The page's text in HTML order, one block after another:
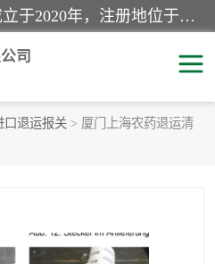
上海青禾贸易有限公司成立于2020年，注册地位于上海市宝山区。经营范围包括：机械设备、五金制品、劳防用品、电子产品、塑胶制品、家具、模具、纺织品、仪器仪表、建筑材料、装饰材料、化工产品、金属制品、机车配件等货物进出口报关、清关服务。
司
口退运报关 > 厦门上海农药退运清
进口杂货清关